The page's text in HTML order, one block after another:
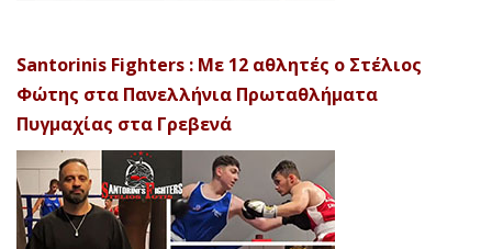
Santorinis Fighters : Με 12 αθλητές ο Στέλιος
Φώτης στα Πανελλήνια Πρωταθλήματα
Πυγμαχίας στα Γρεβενά